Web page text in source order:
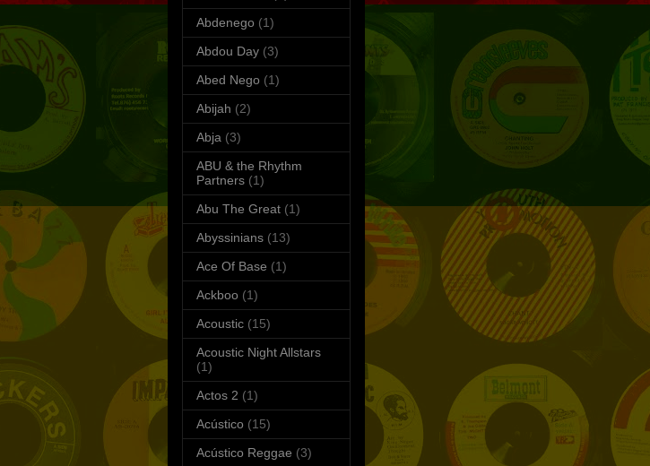
Abdenego (1)
Abdou Day (3)
Abed Nego (1)
Abijah (2)
Abja (3)
ABU & the Rhythm
Partners (1)
Abu The Great (1)
Abyssinians (13)
Ace Of Base (1)
Ackboo (1)
Acoustic (15)
Acoustic Night Allstars
(1)
Actos 2 (1)
Acústico (15)
Acústico Reggae (3)